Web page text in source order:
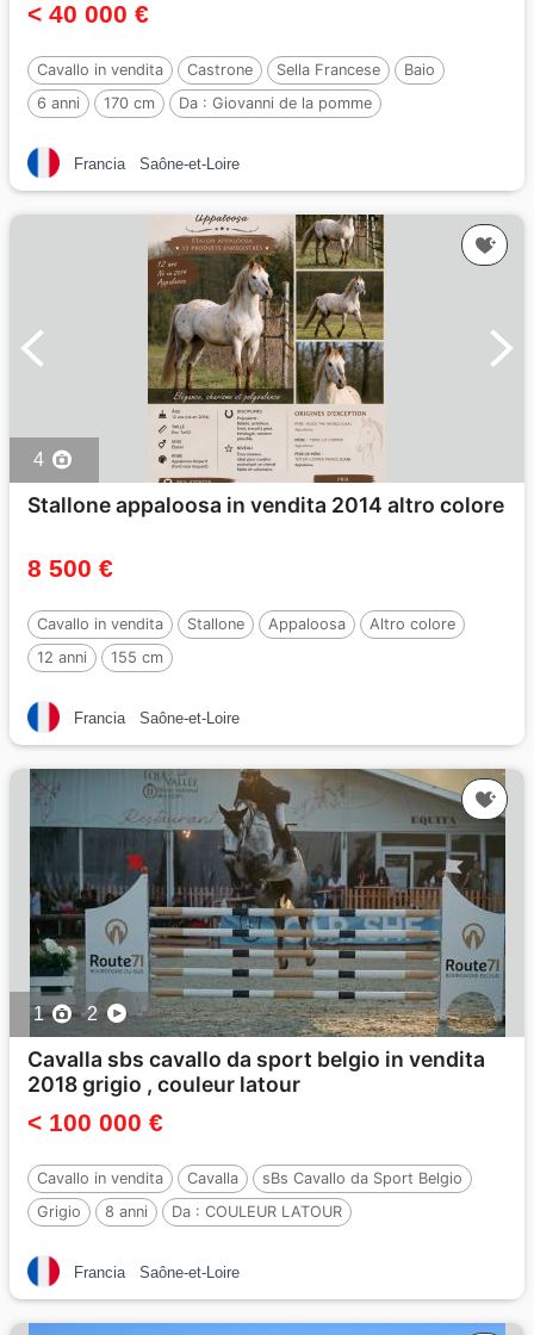
< 40 000 €
Cavallo in vendita Castrone Sella Francese
Baio
6 anni
170 cm Da : Giovanni de la pomme
Francia Saône-et-Loire
4
Stallone appaloosa in vendita 2014 altro colore
8 500 €
Cavallo in vendita Stallone Appaloosa
Altro colore
12 anni
155 cm
Francia Saône-et-Loire
1 2
Cavalla sbs cavallo da sport belgio in vendita
2018 grigio , couleur latour
< 100 000 €
Cavallo in vendita Cavalla
sBs Cavallo da Sport Belgio
Grigio
8 anni Da : COULEUR LATOUR
Francia Saône-et-Loire